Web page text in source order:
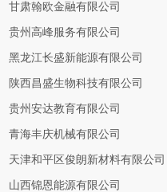
甘肃翰欧金融有限公司
贵州高峰服务有限公司
黑龙江长盛新能源有限公司
陕西昌盛生物科技有限公司
贵州安达教育有限公司
青海丰庆机械有限公司
天津和平区俊朗新材料有限公司
山西锦恩能源有限公司